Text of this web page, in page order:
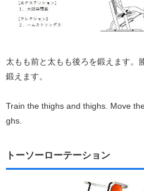
太もも前と太もも後ろを鍛えます。
鍛えます。
Train the thighs and thighs. Move
ghs.
トーソーローテーション